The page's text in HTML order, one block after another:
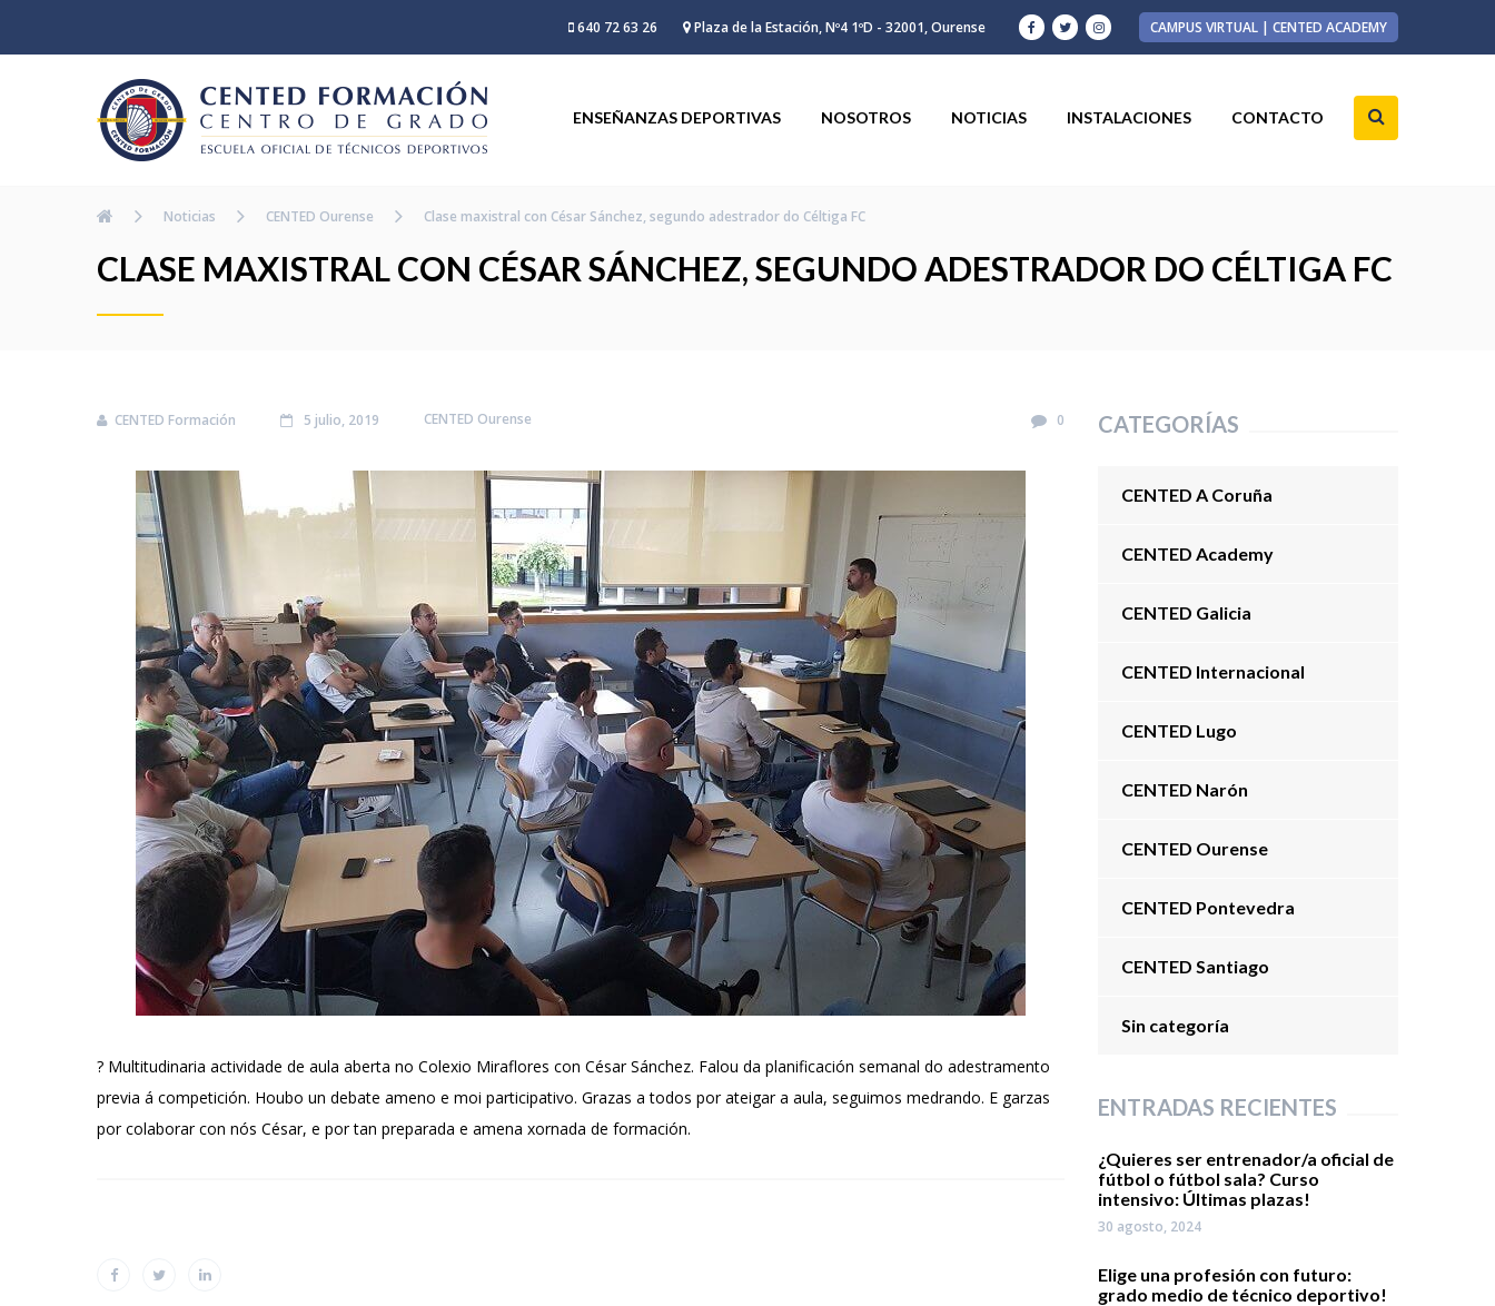
640 72 63 26 Plaza de la Estación, Nº4 1ºD - 32001, Ourense CAMPUS VIRTUAL | CENTED ACADEMY
ENSEÑANZAS DEPORTIVAS NOSOTROS NOTICIAS INSTALACIONES CONTACTO
Noticias CENTED Ourense Clase maxistral con César Sánchez, segundo adestrador do Céltiga FC
CLASE MAXISTRAL CON CÉSAR SÁNCHEZ, SEGUNDO ADESTRADOR DO CÉLTIGA FC
CENTED Formación 5 julio, 2019 CENTED Ourense 0
? Multitudinaria actividade de aula aberta no Colexio Miraflores con César Sánchez. Falou da planificación semanal do adestramento
previa á competición. Houbo un debate ameno e moi participativo. Grazas a todos por ateigar a aula, seguimos medrando. E garzas
por colaborar con nós César, e por tan preparada e amena xornada de formación.
CATEGORÍAS
CENTED A Coruña
CENTED Academy
CENTED Galicia
CENTED Internacional
CENTED Lugo
CENTED Narón
CENTED Ourense
CENTED Pontevedra
CENTED Santiago
Sin categoría
ENTRADAS RECIENTES
¿Quieres ser entrenador/a oficial de
fútbol o fútbol sala? Curso
intensivo: Últimas plazas!
30 agosto, 2024
Elige una profesión con futuro:
grado medio de técnico deportivo!